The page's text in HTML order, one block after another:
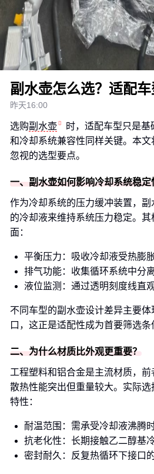
副水壶怎么选？适配
昨天16:00
选购副水壶
时，适配车型只是
和冷却系统兼容性同样关键。本
忽视的选型要点。
一、副水壶如何影响冷却系统稳定
作为冷却系统的压力缓冲装置，
的冷却液来维持系统压力稳定。
面：
平衡压力：吸收冷却液受热膨
排气功能：收集循环系统中分
液位监测：通过透明刻度线直
不同车型的副水壶设计差异主要
口，这正是适配性成为首要筛选条
二、为什么材质比外观更重要？
工程塑料和铝合金是主流材质，
散热性能突出但重量较大。实际
特性：
耐温范围：需承受冷却液沸腾
抗老化性：长期接触乙二醇基
密封耐久：反复热循环下接口